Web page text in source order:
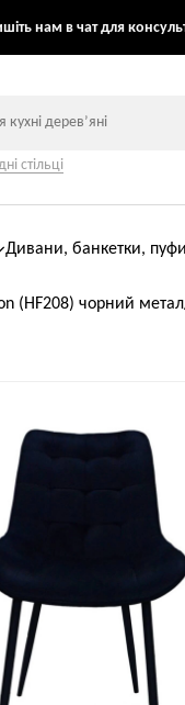
нам в чат для
стільці
Дивани, банкетки, пуфи
(HF208) чорний